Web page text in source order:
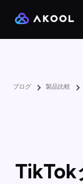
ブログ 製品比較